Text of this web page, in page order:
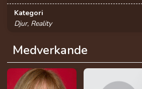
Medverkande
Kategori
Djur, Reality